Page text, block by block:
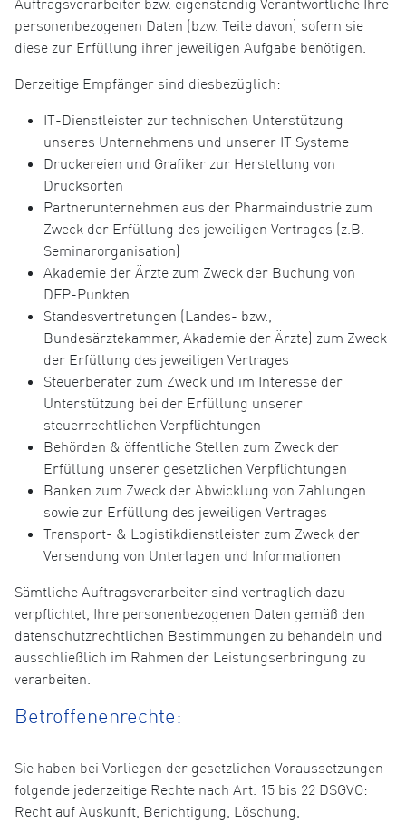
Auftragsverarbeiter bzw. eigenständig Verantwortliche Ihre
personenbezogenen Daten (bzw. Teile davon) sofern sie
diese zur Erfüllung ihrer jeweiligen Aufgabe benötigen.
Derzeitige Empfänger sind diesbezüglich:
IT-Dienstleister zur technischen Unterstützung
unseres Unternehmens und unserer IT Systeme
Druckereien und Grafiker zur Herstellung von
Drucksorten
Partnerunternehmen aus der Pharmaindustrie zum
Zweck der Erfüllung des jeweiligen Vertrages (z.B.
Seminarorganisation)
Akademie der Ärzte zum Zweck der Buchung von
DFP-Punkten
Standesvertretungen (Landes- bzw.,
Bundesärztekammer, Akademie der Ärzte) zum Zweck
der Erfüllung des jeweiligen Vertrages
Steuerberater zum Zweck und im Interesse der
Unterstützung bei der Erfüllung unserer
steuerrechtlichen Verpflichtungen
Behörden & öffentliche Stellen zum Zweck der
Erfüllung unserer gesetzlichen Verpflichtungen
Banken zum Zweck der Abwicklung von Zahlungen
sowie zur Erfüllung des jeweiligen Vertrages
Transport- & Logistikdienstleister zum Zweck der
Versendung von Unterlagen und Informationen
Sämtliche Auftragsverarbeiter sind vertraglich dazu
verpflichtet, Ihre personenbezogenen Daten gemäß den
datenschutzrechtlichen Bestimmungen zu behandeln und
ausschließlich im Rahmen der Leistungserbringung zu
verarbeiten.
Betroffenenrechte:
Sie haben bei Vorliegen der gesetzlichen Voraussetzungen
folgende jederzeitige Rechte nach Art. 15 bis 22 DSGVO:
Recht auf Auskunft, Berichtigung, Löschung,